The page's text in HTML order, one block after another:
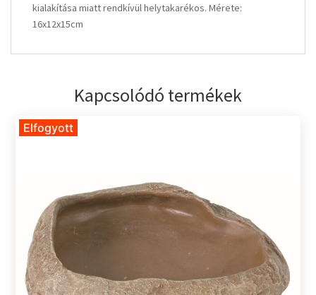
kialakítása miatt rendkívül helytakarékos. Mérete:
16x12x15cm
Kapcsolódó termékek
Elfogyott